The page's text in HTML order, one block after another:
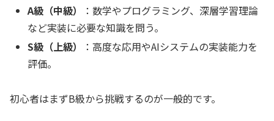
A級（中級）
：数学やプログラミング、深層学習理論
など実装に必要な知識を問う。
S級（上級）
：高度な応用やAIシステムの実装能力を
評価。
初心者はまずB級から挑戦するのが一般的です。